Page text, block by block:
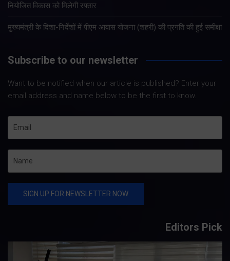
नियोजित विकास को मिलेगी रफ्तार
मुख्यमंत्री के दिशा-निर्देशों में पीएम आवास योजना (शहरी) की प्रगति की हुई समीक्षा
Subscribe to our newsletter
Want to be notified when our article is published? Enter your
email address and name below to be the first to know.
Editors Pick